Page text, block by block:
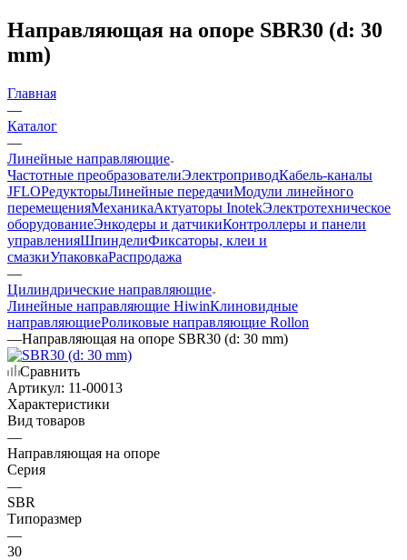
Направляющая на опоре SBR30 (d: 30
mm)
Главная
—
Каталог
—
Линейные направляющие
Частотные преобразователиЭлектроприводКабель-каналы
JFLOРедукторыЛинейные передачиМодули линейного
перемещенияМеханикаАктуаторы InotekЭлектротехническое
оборудованиеЭнкодеры и датчикиКонтроллеры и панели
управленияШпинделиФиксаторы, клеи и
смазкиУпаковкаРаспродажа
—
Цилиндрические направляющие
Линейные направляющие HiwinКлиновидные
направляющиеРоликовые направляющие Rollon
—Направляющая на опоре SBR30 (d: 30 mm)
Сравнить
Артикул: 11-00013
Характеристики
Вид товаров
—
Направляющая на опоре
Серия
—
SBR
Типоразмер
—
30